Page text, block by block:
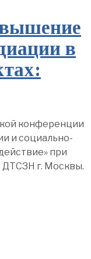
в
конференции
и социально-
при
г. Москвы.